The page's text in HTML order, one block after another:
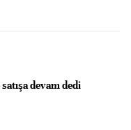
devam dedi